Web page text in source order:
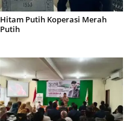
Hitam Putih Koperasi Merah
Putih